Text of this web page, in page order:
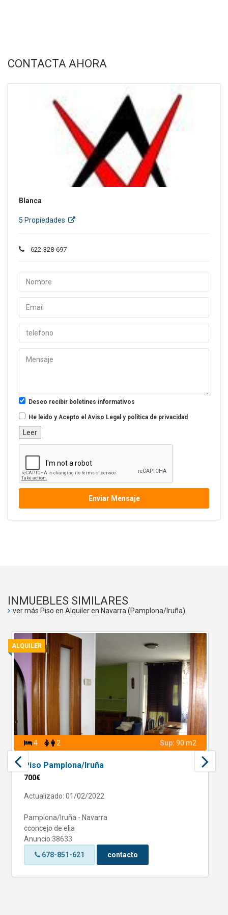
CONTACTA AHORA
Blanca
5 Propiedades
622-328-697
Deseo recibir boletines informativos
He leido y Acepto el Aviso Legal y política de privacidad
Leer
Enviar Mensaje
INMUEBLES SIMILARES
ver más Piso en Alquiler en Navarra (Pamplona/Iruña)
ALQUILER
4 2 Sup: 90 m2
Piso Pamplona/Iruña
700€
Actualizado: 01/02/2022
Pamplona/Iruña - Navarra
cconcejo de elia
Anuncio:38633
678-851-621
contacto